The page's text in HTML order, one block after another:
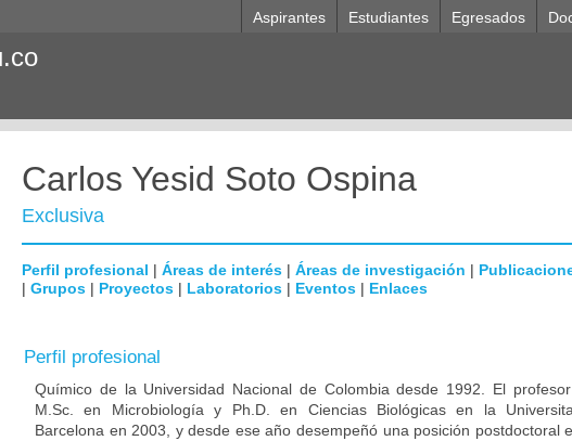
Aspirantes Estudiantes Egresados
Carlos Yesid Soto Ospina
Exclusiva
Perfil profesional | Áreas de interés | Áreas de investigación |
| Grupos | Proyectos | Laboratorios | Eventos | Enlaces
Perfil profesional
Químico de la Universidad Nacional de Colombia desde 1992. El
M.Sc. en Microbiología y Ph.D. en Ciencias Biológicas en la
Barcelona en 2003, y desde ese año desempeñó una posición postdoctoral